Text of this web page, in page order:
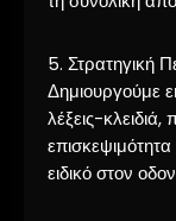
5. Στρατηγική
Δημιουργούμε
λέξεις-
ειδικό στον